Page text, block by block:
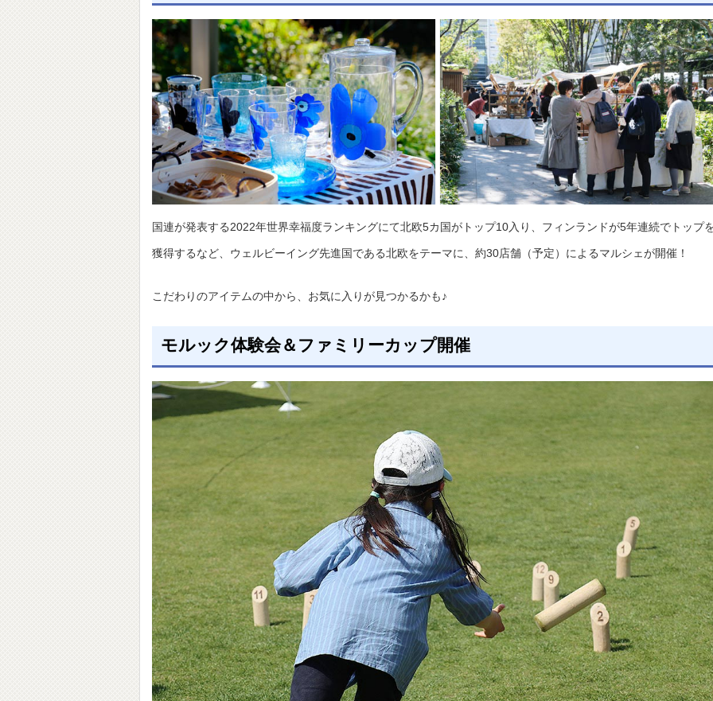
国連が発表する2022年世界幸福度ランキングにて北欧5カ国がトップ10入り、フィンランドが5年連続でトップ
獲得するなど、ウェルビーイング先進国である北欧をテーマに、約30店舗（予定）によるマルシェが開催！
こだわりのアイテムの中から、お気に入りが見つかるかも♪
モルック体験会＆ファミリーカップ開催